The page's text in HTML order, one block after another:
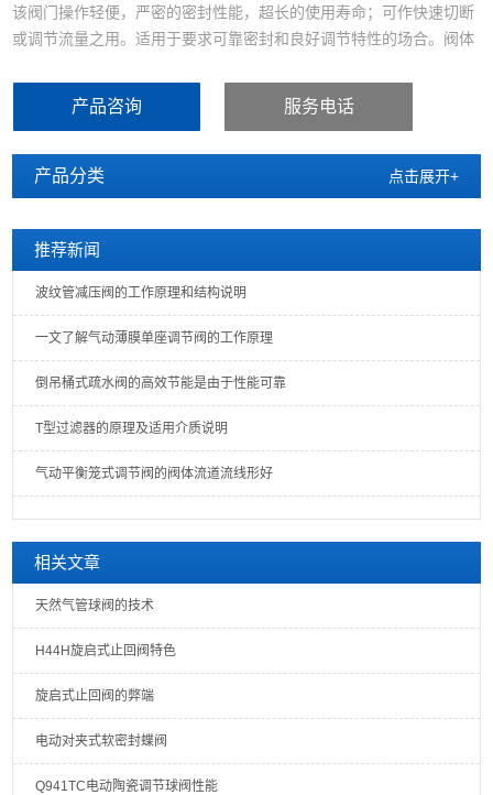
该阀门操作轻便，严密的密封性能，超长的使用寿命；可作快速切断
或调节流量之用。适用于要求可靠密封和良好调节特性的场合。阀体
产品咨询 服务电话
产品分类 点击展开+
推荐新闻
波纹管减压阀的工作原理和结构说明
一文了解气动薄膜单座调节阀的工作原理
倒吊桶式疏水阀的高效节能是由于性能可靠
T型过滤器的原理及适用介质说明
气动平衡笼式调节阀的阀体流道流线形好
相关文章
天然气管球阀的技术
H44H旋启式止回阀特色
旋启式止回阀的弊端
电动对夹式软密封蝶阀
Q941TC电动陶瓷调节球阀性能